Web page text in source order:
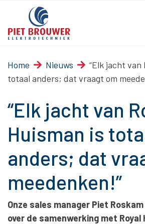
Home Nieuws
“Elk jacht van
totaal anders; dat vraagt om
“Elk jacht van
Huisman is
anders; dat
meedenken!”
Onze sales manager Piet
over de samenwerking met Royal